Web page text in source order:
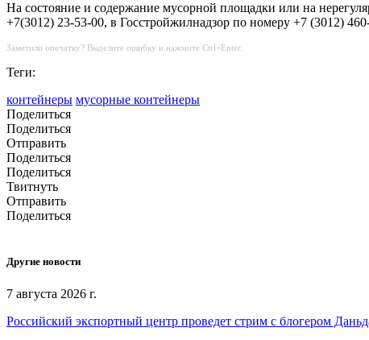
На состояние и содержание мусорной площадки или на
+7(3012) 23-53-00, в Госстройжилнадзор по номеру +7 (3012)
Заметили опечатку? Выделите ошибку и нажмите Ctrl+Enter.
Теги:
контейнеры мусорные контейнеры
Поделиться
Поделиться
Отправить
Поделиться
Поделиться
Твитнуть
Отправить
Поделиться
Другие новости
7 августа 2026 г.
Российский экспортный центр проведет стрим с блогером